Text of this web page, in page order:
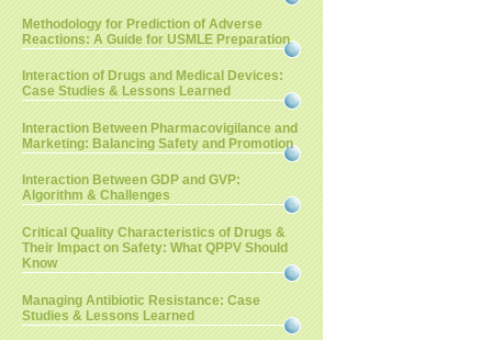
Methodology for Prediction of Adverse
Reactions: A Guide for USMLE Preparation
Interaction of Drugs and Medical Devices:
Case Studies & Lessons Learned
Interaction Between Pharmacovigilance and
Marketing: Balancing Safety and Promotion
Interaction Between GDP and GVP:
Algorithm & Challenges
Critical Quality Characteristics of Drugs &
Their Impact on Safety: What QPPV Should
Know
Managing Antibiotic Resistance: Case
Studies & Lessons Learned